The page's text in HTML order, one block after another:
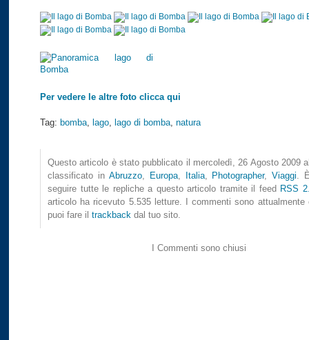
Per vedere le altre foto clicca qui
Tag: bomba lago lago di bomba natura
Questo articolo è stato pubblicato il mercoledì, 26 Agosto 2009
classificato in Abruzzo, Europa, Italia, Photographer,Viaggi .
seguire tutte le repliche a questo articolo tramite il feed RSS
articolo ha ricevuto 5.535 letture. I commenti sono attualmente
puoi fare il trackback dal tuo sito.
I Commenti sono chiusi